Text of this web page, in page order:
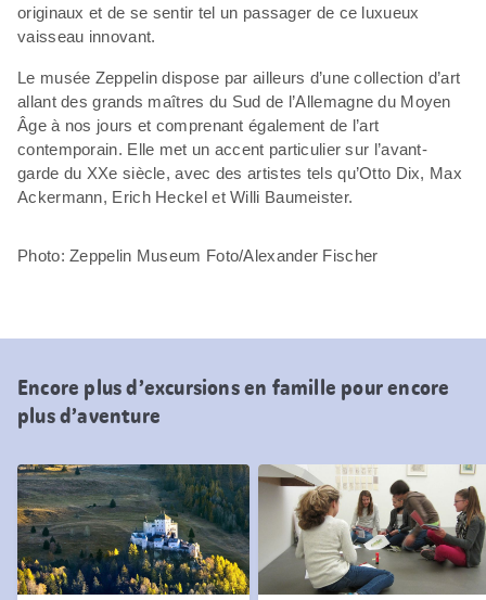
originaux et de se sentir tel un passager de ce luxueux
vaisseau innovant.
Le musée Zeppelin dispose par ailleurs d’une collection d’art
allant des grands maîtres du Sud de l’Allemagne du Moyen
Âge à nos jours et comprenant également de l’art
contemporain. Elle met un accent particulier sur l’avant-
garde du XXe siècle, avec des artistes tels qu’Otto Dix, Max
Ackermann, Erich Heckel et Willi Baumeister.
Photo: Zeppelin Museum Foto/Alexander Fischer
Encore plus d’excursions en famille pour encore
plus d’aventure